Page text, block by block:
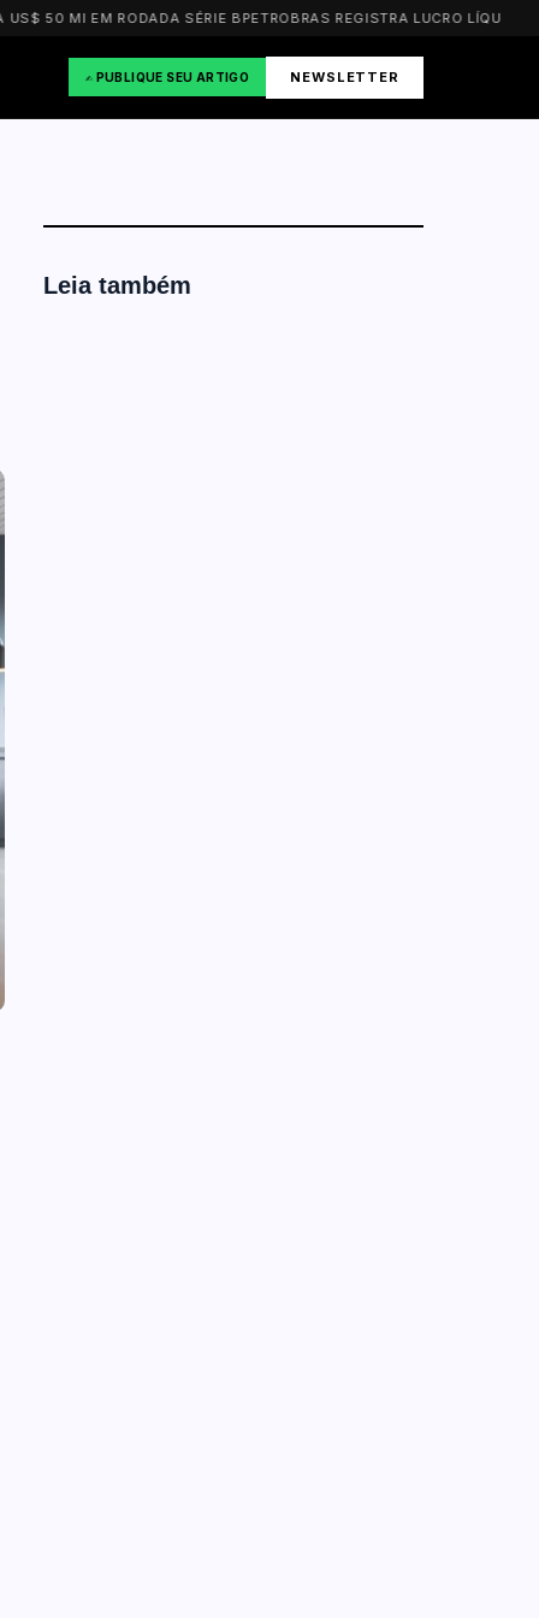
MI EM RODADA SÉRIE BPETROBRAS REGISTRA LUCRO LÍQUIDO DE R$
✍️ PUBLIQUE SEU ARTIGO NEWSLETTER
Leia também